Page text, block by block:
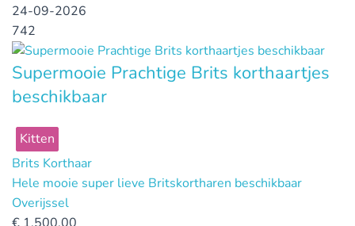
24-09-2026
742
Supermooie Prachtige Brits korthaartjes
beschikbaar
Kitten
Brits Korthaar
Hele mooie super lieve Britskortharen beschikbaar
Overijssel